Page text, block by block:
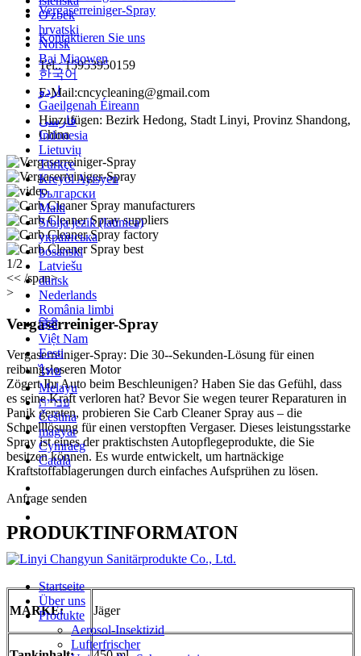
O'zbek
hrvatski
Norsk
Bai Miaowen
한국어
اردو
Gaeilgenah Éireann
فارسی
Indonesia
Lietuvių
Türkçe
Kreyòl Ayisyen
Български
Malti
Srbija jezik (latinica)
українська
bosanski
Latviešu
dansk
Nederlands
România limbi
हिंदी
Việt Nam
Eesti
ไทย
Melayu
עברית
Čeština
magyar
Cymraeg
Català
Startseite
Über uns
Produkte
Aerosol-Insektizid
Lufterfrischer
Vergaserreiniger-Spray
Kontaktieren Sie uns
Tel.: 15953950159
E-Mail:cncycleaning@gmail.com
Hinzufügen: Bezirk Hedong, Stadt Linyi, Provinz Shandong,
China
1/2
<< /span>
>
Vergaserreiniger-Spray
Vergaserreiniger-Spray: Die 30--Sekunden-Lösung für einen
reibungsloseren Motor
Zögert Ihr Auto beim Beschleunigen? Haben Sie das Gefühl, dass
es seine Kraft verloren hat? Bevor Sie wegen teurer Reparaturen in
Panik geraten, probieren Sie Carb Cleaner Spray aus – die
Schnelllösung für einen verstopften Vergaser. Dieses leistungsstarke
Spray ist eines der praktischsten Autopflegeprodukte, die Sie
besitzen können. Es wurde entwickelt, um hartnäckige
Kraftstoffablagerungen durch einfaches Aufsprühen zu lösen.
Anfrage senden
PRODUKTINFORMATON
MARKE: Jäger